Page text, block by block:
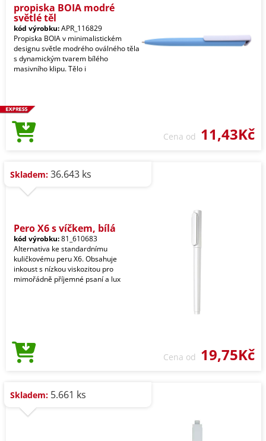
propiska BOIA modré
světlé těl
kód výrobku:APR_116829
Propiska BOIA v minimalistickém
designu světle modrého oválného těla
s dynamickým tvarem bílého
masivního klipu. Tělo i
Cena od 11,43Kč
Skladem: 36.643 ks
Pero X6 s víčkem, bílá
kód výrobku:81_610683
Alternativa ke standardnímu
kuličkovému peru X6. Obsahuje
inkoust s nízkou viskozitou pro
mimořádně příjemné psaní a lux
Cena od 19,75Kč
Skladem: 5.661 ks